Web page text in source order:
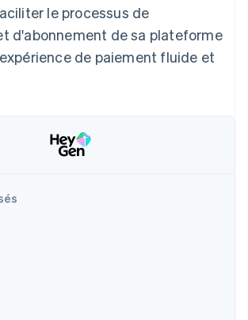
la fraude
start-up
l'identité
2026
comment Stripe construit l’infrastructure
le processus de
d'abonnement de sa plateforme
de paiement fluide et